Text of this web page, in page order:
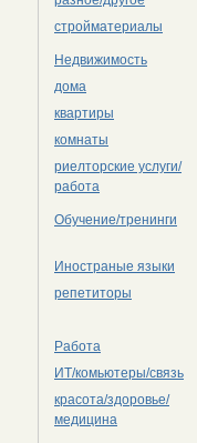
стройматериалы
Недвижимость
дома
квартиры
комнаты
риелторские услуги/
работа
Обучение/тренинги
Иностраные языки
репетиторы
Работа
ИТ/комьютеры/связь
красота/здоровье/
медицина